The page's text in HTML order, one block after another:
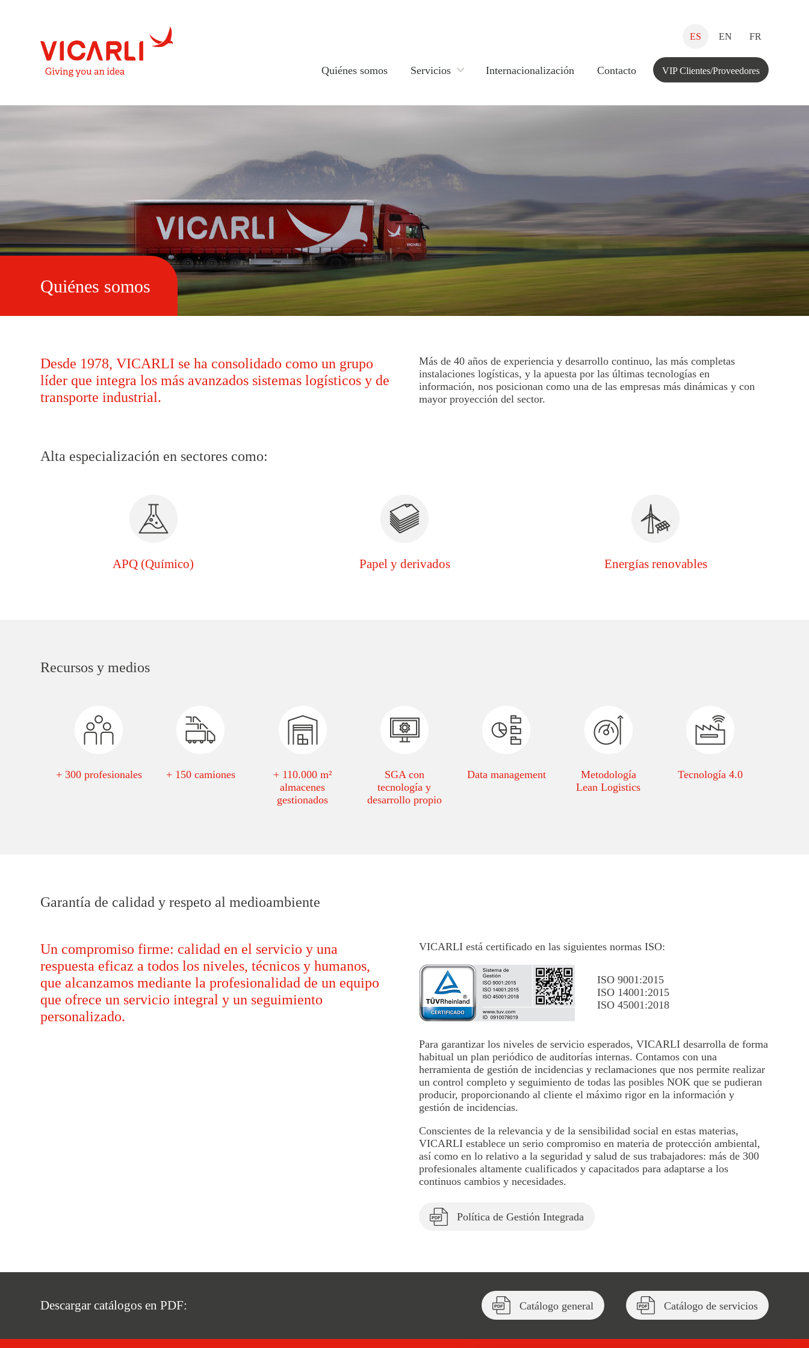
ES EN FR
Quiénes somos Servicios Internacionalización Contacto VIP Clientes/Proveedores
Quiénes somos
Desde 1978, VICARLI se ha consolidado como un grupo
líder que integra los más avanzados sistemas logísticos y de
transporte industrial.
Más de 40 años de experiencia y desarrollo continuo, las más completas
instalaciones logísticas, y la apuesta por las últimas tecnologías en
información, nos posicionan como una de las empresas más dinámicas y con
mayor proyección del sector.
Alta especialización en sectores como:
APQ (Químico) Papel y derivados Energías renovables
Recursos y medios
+ 300 profesionales + 150 camiones
+ 110.000 m²
almacenes
gestionados
SGA con
tecnología y
desarrollo propio
Data management
Metodología
Lean Logistics
Tecnología 4.0
Garantía de calidad y respeto al medioambiente
Un compromiso firme: calidad en el servicio y una
respuesta eficaz a todos los niveles, técnicos y humanos,
que alcanzamos mediante la profesionalidad de un equipo
que ofrece un servicio integral y un seguimiento
personalizado.
VICARLI está certificado en las siguientes normas ISO:
ISO 9001:2015
ISO 14001:2015
ISO 45001:2018
Para garantizar los niveles de servicio esperados, VICARLI desarrolla de forma
habitual un plan periódico de auditorías internas. Contamos con una
herramienta de gestión de incidencias y reclamaciones que nos permite realizar
un control completo y seguimiento de todas las posibles NOK que se pudieran
producir, proporcionando al cliente el máximo rigor en la información y
gestión de incidencias.
Conscientes de la relevancia y de la sensibilidad social en estas materias,
VICARLI establece un serio compromiso en materia de protección ambiental,
así como en lo relativo a la seguridad y salud de sus trabajadores: más de 300
profesionales altamente cualificados y capacitados para adaptarse a los
continuos cambios y necesidades.
Política de Gestión Integrada
Descargar catálogos en PDF: Catálogo general Catálogo de servicios